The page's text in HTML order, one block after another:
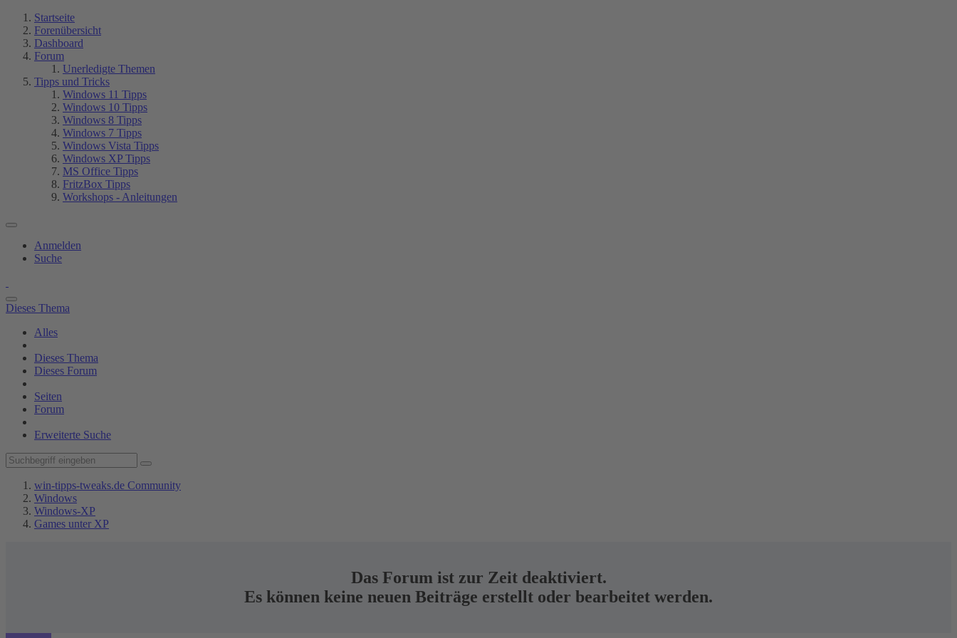
Startseite
Forenübersicht
Dashboard
Forum
Unerledigte Themen
Tipps und Tricks
Windows 11 Tipps
Windows 10 Tipps
Windows 8 Tipps
Windows 7 Tipps
Windows Vista Tipps
Windows XP Tipps
MS Office Tipps
FritzBox Tipps
Workshops - Anleitungen
Anmelden
Suche
Dieses Thema
Alles
Dieses Thema
Dieses Forum
Seiten
Forum
Erweiterte Suche
win-tipps-tweaks.de Community
Windows
Windows-XP
Games unter XP
Das Forum ist zur Zeit deaktiviert.
Es können keine neuen Beiträge erstellt oder bearbeitet werden.